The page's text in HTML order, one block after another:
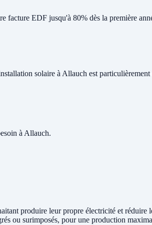
facture EDF jusqu'à 80% dès la première
solaire à Allauch est particulièrement
à Allauch.
produire leur propre électricité et
ou surimposés, pour une production